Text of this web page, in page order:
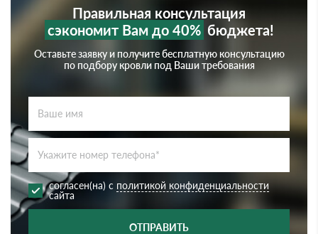
Правильная консультация
сэкономит Вам до 40% бюджета!
Оставьте заявку и получите бесплатную консультацию
по подбору кровли под Ваши требования
согласен(на) с политикой конфиденциальности
сайта
ОТПРАВИТЬ